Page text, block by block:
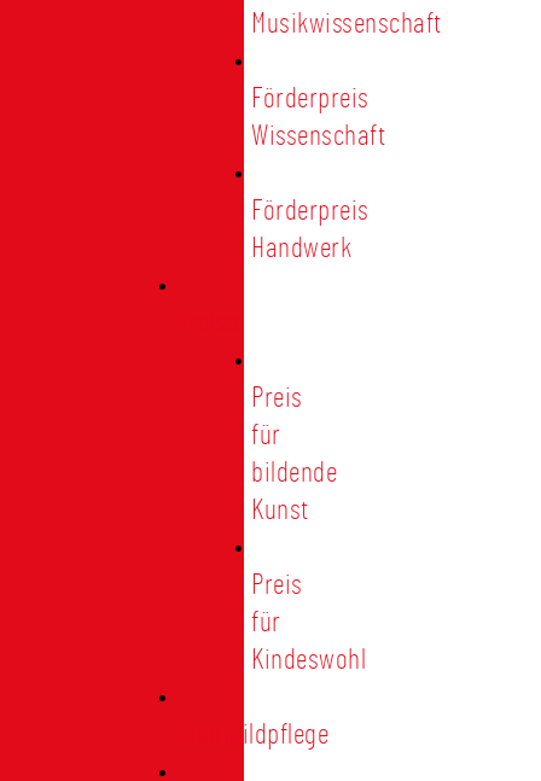
Musikwissenschaft
Förderpreis
Wissenschaft
Förderpreis
Handwerk
Preis
für
bildende
Kunst
Preis
für
Kindeswohl
Stadtbildpflege